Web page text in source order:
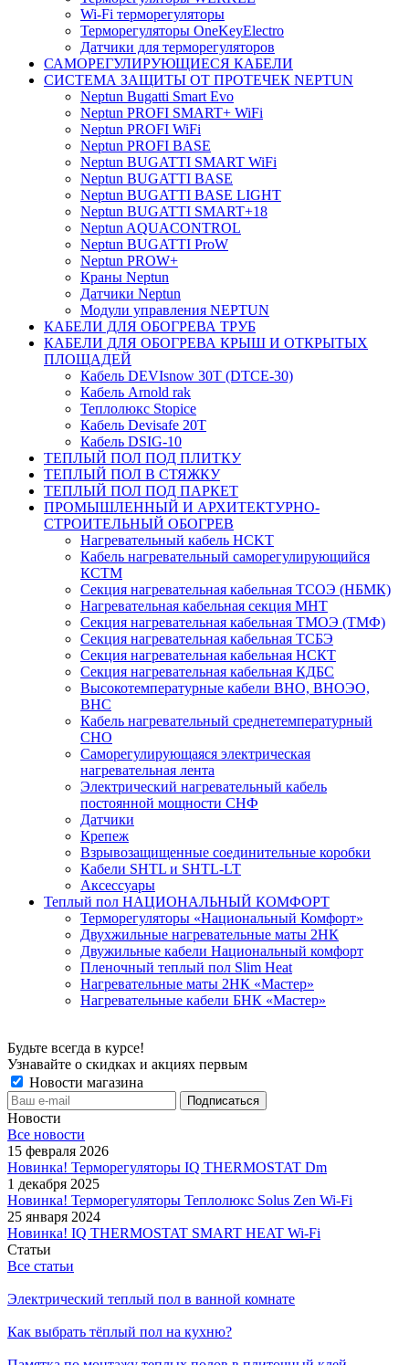
Wi-Fi терморегуляторы
Терморегуляторы OneKeyElectro
Датчики для терморегуляторов
САМОРЕГУЛИРУЮЩИЕСЯ КАБЕЛИ
СИСТЕМА ЗАЩИТЫ ОТ ПРОТЕЧЕК NEPTUN
Neptun Bugatti Smart Evo
Neptun PROFI SMART+ WiFi
Neptun PROFI WiFi
Neptun PROFI BASE
Neptun BUGATTI SMART WiFi
Neptun BUGATTI BASE
Neptun BUGATTI BASE LIGHT
Neptun BUGATTI SMART+18
Neptun AQUACONTROL
Neptun BUGATTI ProW
Neptun PROW+
Краны Neptun
Датчики Neptun
Модули управления NEPTUN
КАБЕЛИ ДЛЯ ОБОГРЕВА ТРУБ
КАБЕЛИ ДЛЯ ОБОГРЕВА КРЫШ И ОТКРЫТЫХ
ПЛОЩАДЕЙ
Кабель DEVIsnow 30Т (DTCE-30)
Кабель Arnold rak
Теплолюкс Stopice
Кабель Devisafe 20T
Кабель DSIG-10
ТЕПЛЫЙ ПОЛ ПОД ПЛИТКУ
ТЕПЛЫЙ ПОЛ В СТЯЖКУ
ТЕПЛЫЙ ПОЛ ПОД ПАРКЕТ
ПРОМЫШЛЕННЫЙ И АРХИТЕКТУРНО-
СТРОИТЕЛЬНЫЙ ОБОГРЕВ
Нагревательный кабель НCKТ
Кабель нагревательный саморегулирующийся
КСТМ
Секция нагревательная кабельная ТСОЭ (НБМК)
Нагревательная кабельная секция МНТ
Секция нагревательная кабельная ТМОЭ (ТМФ)
Секция нагревательная кабельная ТСБЭ
Секция нагревательная кабельная НСКТ
Секция нагревательная кабельная КДБС
Высокотемпературные кабели ВНО, ВНОЭО,
ВНС
Кабель нагревательный среднетемпературный
СНО
Саморегулирующаяся электрическая
нагревательная лента
Электрический нагревательный кабель
постоянной мощности СНФ
Датчики
Крепеж
Взрывозащищенные соединительные коробки
Кабели SHTL и SHTL-LT
Аксессуары
Теплый пол НАЦИОНАЛЬНЫЙ КОМФОРТ
Терморегуляторы «Национальный Комфорт»
Двухжильные нагревательные маты 2НК
Двужильные кабели Национальный комфорт
Пленочный теплый пол Slim Heat
Нагревательные маты 2НК «Мастер»
Нагревательные кабели БНК «Мастер»
Будьте всегда в курсе!
Узнавайте о скидках и акциях первым
Новости магазина
Новости
Все новости
15 февраля 2026
Новинка! Терморегуляторы IQ THERMOSTAT Dm
1 декабря 2025
Новинка! Терморегуляторы Теплолюкс Solus Zen Wi-Fi
25 января 2024
Новинка! IQ THERMOSTAT SMART HEAT Wi-Fi
Статьи
Все статьи
Электрический теплый пол в ванной комнате
Как выбрать тёплый пол на кухню?